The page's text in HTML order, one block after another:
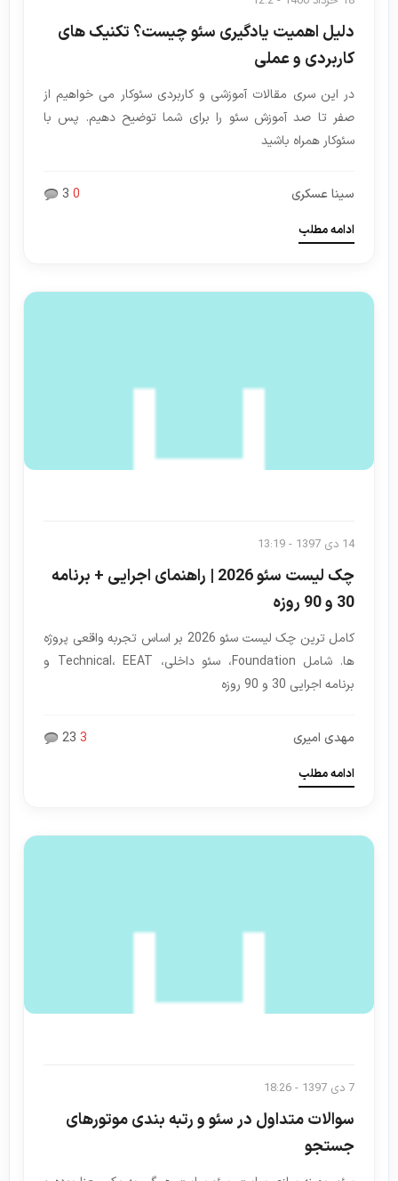
دلیل اهمیت یادگیری سئو چیست؟ تکنیک های
کاربردی و عملی
در این سری مقالات آموزشی و کاربردی سئوکار می خواهیم از
صفر تا صد آموزش سئو را برای شما توضیح دهیم. پس با
سئوکار همراه باشید
سینا عسکری 3 0
ادامه مطلب
14 دی 1397 - 13:19
چک لیست سئو 2026 | راهنمای اجرایی + برنامه
30 و 90 روزه
کامل ترین چک لیست سئو 2026 بر اساس تجربه واقعی پروژه
ها. شامل Foundation، سئو داخلی، Technical، EEAT و
برنامه اجرایی 30 و 90 روزه
مهدی امیری 23 3
ادامه مطلب
7 دی 1397 - 18:26
سوالات متداول در سئو و رتبه بندی موتورهای
جستجو